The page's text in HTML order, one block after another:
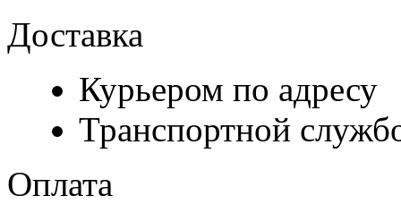
Доставка
Курьером по адресу
Транспортной
Оплата